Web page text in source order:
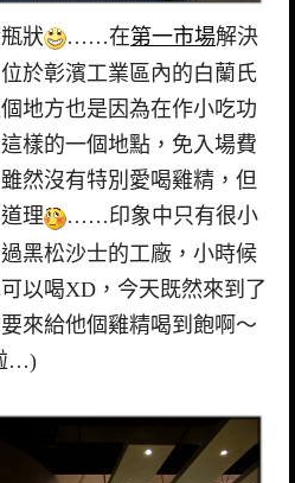
狀 ……在第一市場解決
於彰濱工業區內的白蘭氏
地方也是因為在作小吃功
樣的一個地點，免入場費
然沒有特別愛喝雞精，但
理
……印象中只有很小
黑松沙士的工廠，小時候
以喝XD，今天既然來到了
來給他個雞精喝到飽啊～
…)